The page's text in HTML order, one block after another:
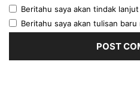
Beritahu saya akan tindak
Beritahu saya akan tulisan baru